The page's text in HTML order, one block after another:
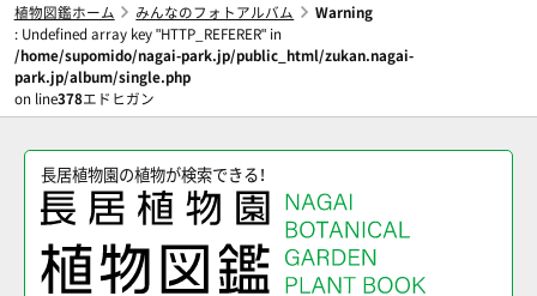
植物図鑑ホーム みんなのフォトアルバム
Warning
: Undefined array key "HTTP_REFERER" in
/home/supomido/nagai-park.jp/public_html/zukan.nagai-
park.jp/album/single.php
on line378エドヒガン
長居植物園の植物が検索できる！